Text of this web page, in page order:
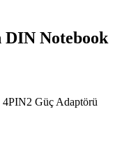
DIN Notebook
Güç Adaptörü